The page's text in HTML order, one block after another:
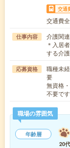
交通
交通費
仕事内容
介護関連
＊入居
する介
応募資格
職種未
要
無資格
不要で
職場の雰囲気
年齢層
20代